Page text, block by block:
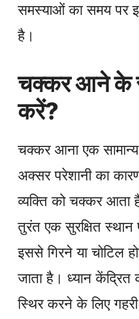
समस्याओं का समय पर
है।
चक्कर आने के
करें?
चक्कर आना एक
अक्सर परेशानी का
व्यक्ति को चक्कर
तुरंत एक सुरक्षित स्थान
इससे गिरने या चोटिल
जाता है। ध्यान
स्थिर करने के लिए